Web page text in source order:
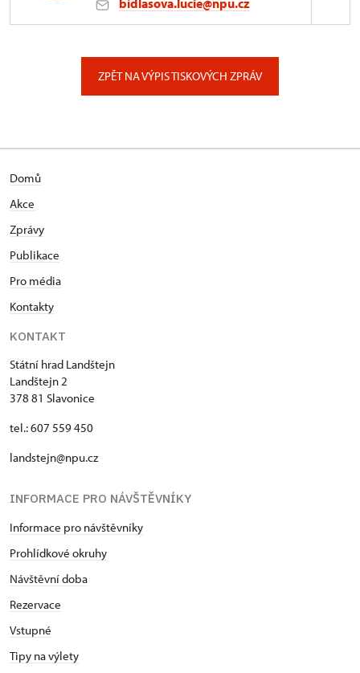
bidlasova.lucie@npu.cz
ZPĚT NA VÝPIS TISKOVÝCH ZPRÁV
Domů
Akce
Zprávy
Publikace
Pro média
Kontakty
KONTAKT
Státní hrad Landštejn
Landštejn 2
378 81 Slavonice
tel.: 607 559 450
landstejn@npu.cz
INFORMACE PRO NÁVŠTĚVNÍKY
Informace pro návštěvníky
Prohlídkové okruhy
Návštěvní doba
Rezervace
Vstupné
Tipy na výlety